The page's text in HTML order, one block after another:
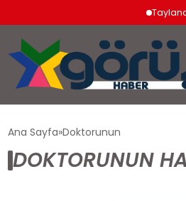
EKONOMI
Ana Sayfa Doktorunun
DOKTORUNUN